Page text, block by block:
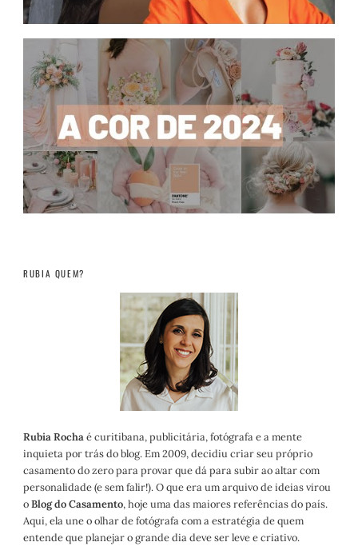
RUBIA QUEM?
Rubia Rochaé curitibana, publicitária, fotógrafa e a mente
inquieta por trás do blog. Em 2009, decidiu criar seu próprio
casamento do zero para provar que dá para subir ao altar com
personalidade (e sem falir!). O que era um arquivo de ideias virou
oBlog do Casamento, hoje uma das maiores referências do país.
Aqui, ela une o olhar de fotógrafa com a estratégia de quem
entende que planejar o grande dia deve ser leve e criativo.